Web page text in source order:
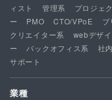
ィスト
管理系 プロジェ
ー
PMO CTO/VPoE ブ
クリエイター系
webデザ
ー
バックオフィス系 社
サポート
業種